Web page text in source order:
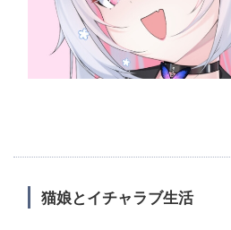
猫娘とイチャラブ生活